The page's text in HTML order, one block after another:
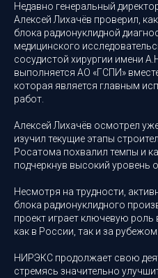
Недавно генеральный
Алексей Лихачёв проверил,
блока радионуклидной
медицинского
сосудистой хирургии имени
выполняется АО «ГСПИ»
которая является главным
работ.
Алексей Лихачёв осмотрел
изучил текущие этапы
Росатома похвалил темпы и
подчеркнув высокий уровень
Несмотря на трудности,
блока радионуклидного
проект играет ключевую
как в России, так и за рубежом.
НИРЭКС продолжает свою
стремясь значительно